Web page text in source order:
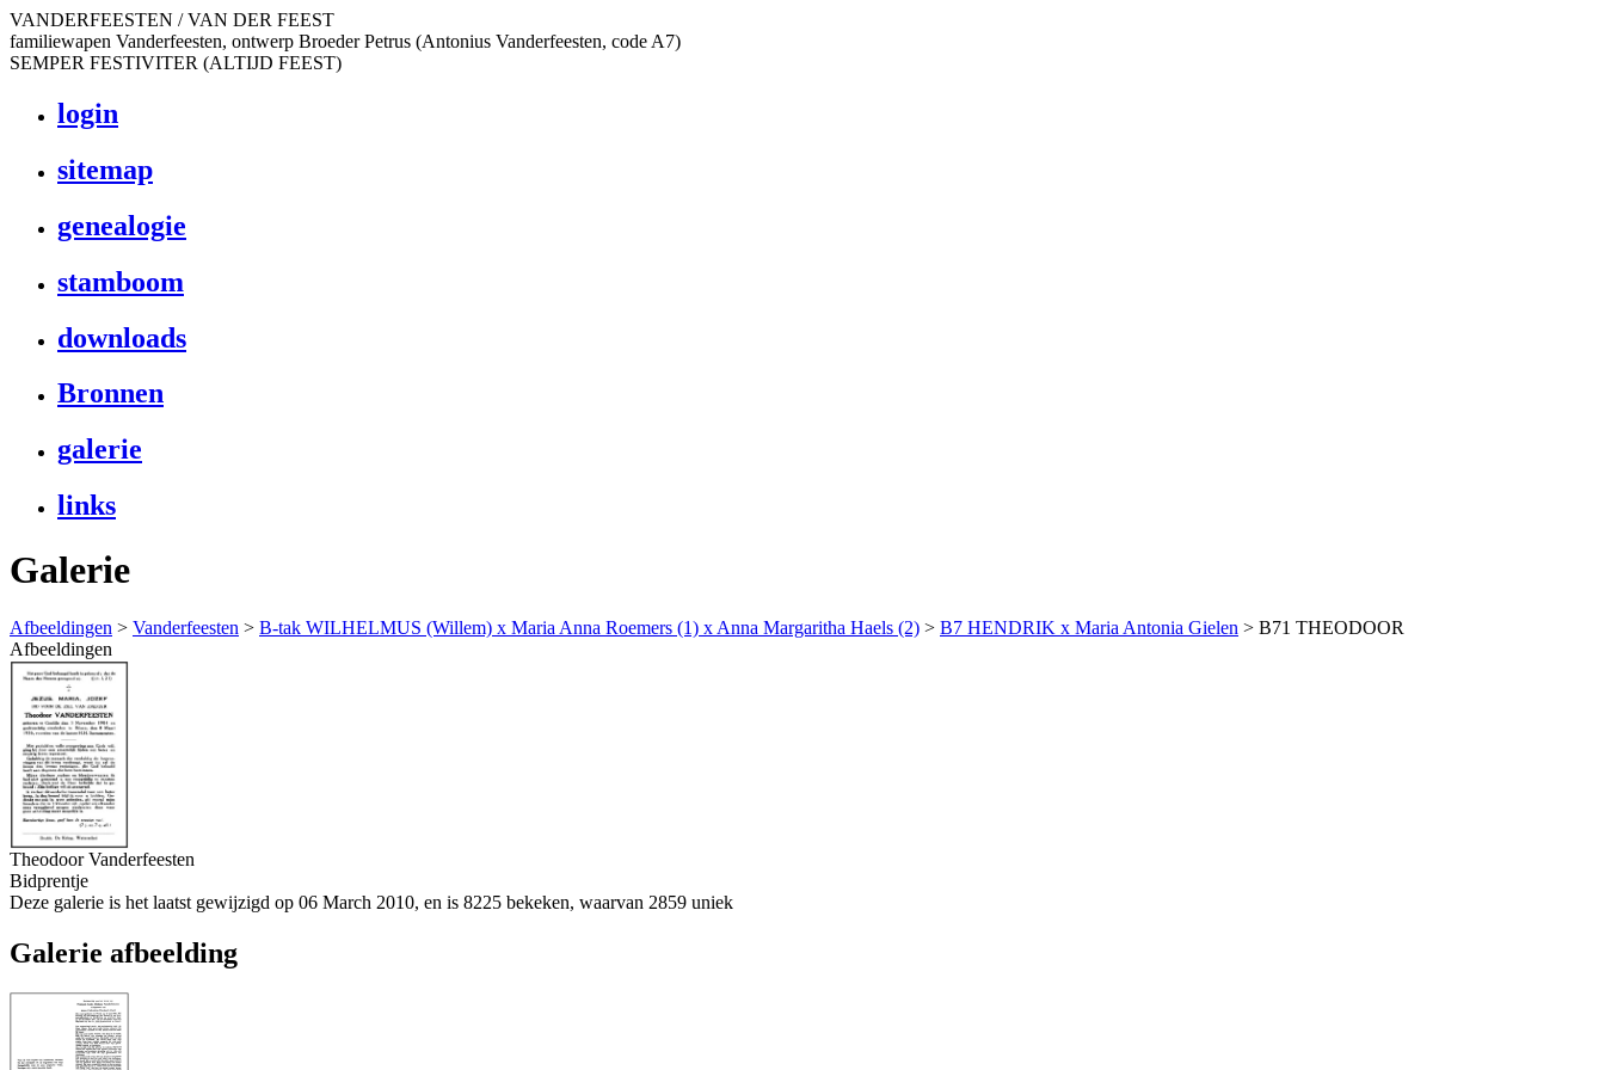
VANDERFEESTEN / VAN DER FEEST
familiewapen Vanderfeesten, ontwerp Broeder Petrus (Antonius Vanderfeesten, code A7)
SEMPER FESTIVITER (ALTIJD FEEST)
login
sitemap
genealogie
stamboom
downloads
Bronnen
galerie
links
Galerie
Afbeeldingen > Vanderfeesten > B-tak WILHELMUS (Willem) x Maria Anna Roemers (1) x Anna Margaritha Haels (2) > B7 HENDRIK x Maria Antonia Gielen > B71 THEODOOR
Afbeeldingen
Theodoor Vanderfeesten
Bidprentje
Deze galerie is het laatst gewijzigd op 06 March 2010, en is 8225 bekeken, waarvan 2859 uniek
Galerie afbeelding